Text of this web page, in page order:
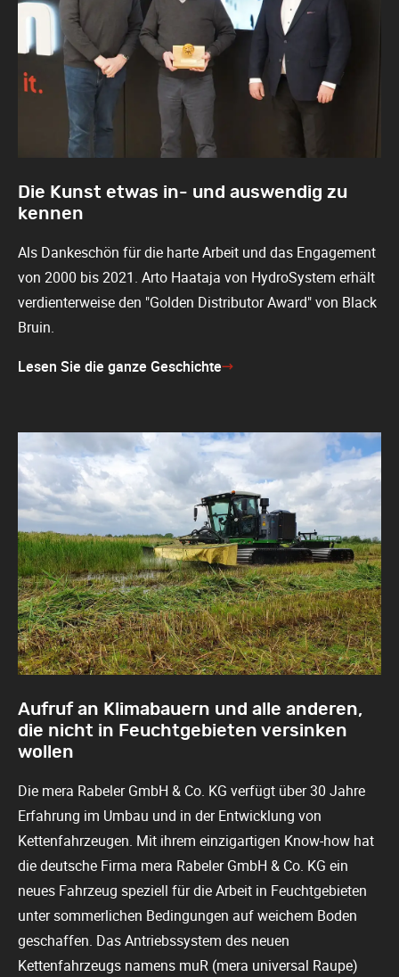
Die Kunst etwas in- und auswendig zu
kennen
Als Dankeschön für die harte Arbeit und das Engagement
von 2000 bis 2021. Arto Haataja von HydroSystem erhält
verdienterweise den "Golden Distributor Award" von Black
Bruin.
Lesen Sie die ganze Geschichte
Aufruf an Klimabauern und alle anderen,
die nicht in Feuchtgebieten versinken
wollen
Die mera Rabeler GmbH & Co. KG verfügt über 30 Jahre
Erfahrung im Umbau und in der Entwicklung von
Kettenfahrzeugen. Mit ihrem einzigartigen Know-how hat
die deutsche Firma mera Rabeler GmbH & Co. KG ein
neues Fahrzeug speziell für die Arbeit in Feuchtgebieten
unter sommerlichen Bedingungen auf weichem Boden
geschaffen. Das Antriebssystem des neuen
Kettenfahrzeugs namens muR (mera universal Raupe)